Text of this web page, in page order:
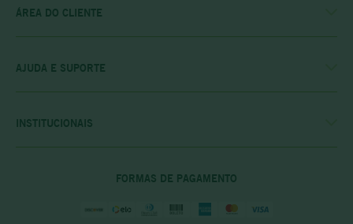
ÁREA DO CLIENTE
AJUDA E SUPORTE
PRIVACIDADE E SEGURANÇA
INSTITUCIONAIS
FORMAS DE PAGAMENTO